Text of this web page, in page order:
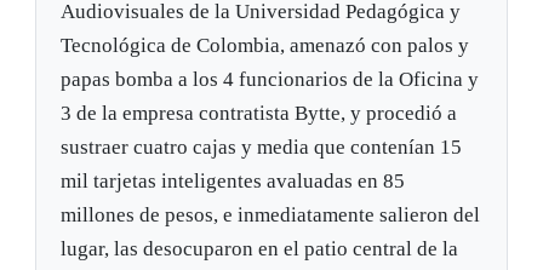
Audiovisuales de la Universidad Pedagógica y
Tecnológica de Colombia, amenazó con palos y
papas bomba a los 4 funcionarios de la Oficina y
3 de la empresa contratista Bytte, y procedió a
sustraer cuatro cajas y media que contenían 15
mil tarjetas inteligentes avaluadas en 85
millones de pesos, e inmediatamente salieron del
lugar, las desocuparon en el patio central de la